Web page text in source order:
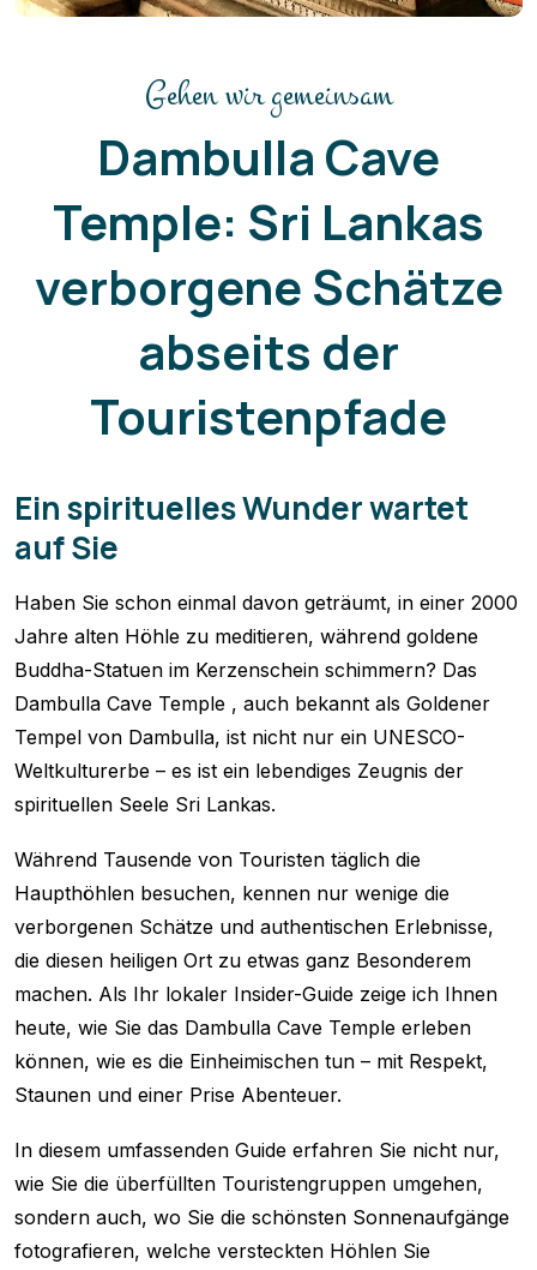
Gehen wir gemeinsam
Dambulla Cave
Temple: Sri Lankas
verborgene Schätze
abseits der
Touristenpfade
Ein spirituelles Wunder wartet
auf Sie
Haben Sie schon einmal davon geträumt, in einer 2000
Jahre alten Höhle zu meditieren, während goldene
Buddha-Statuen im Kerzenschein schimmern? Das
Dambulla Cave Temple , auch bekannt als Goldener
Tempel von Dambulla, ist nicht nur ein UNESCO-
Weltkulturerbe – es ist ein lebendiges Zeugnis der
spirituellen Seele Sri Lankas.
Während Tausende von Touristen täglich die
Haupthöhlen besuchen, kennen nur wenige die
verborgenen Schätze und authentischen Erlebnisse,
die diesen heiligen Ort zu etwas ganz Besonderem
machen. Als Ihr lokaler Insider-Guide zeige ich Ihnen
heute, wie Sie das Dambulla Cave Temple erleben
können, wie es die Einheimischen tun – mit Respekt,
Staunen und einer Prise Abenteuer.
In diesem umfassenden Guide erfahren Sie nicht nur,
wie Sie die überfüllten Touristengruppen umgehen,
sondern auch, wo Sie die schönsten Sonnenaufgänge
fotografieren, welche versteckten Höhlen Sie